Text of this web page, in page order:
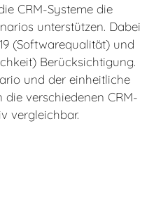
CRM-Systeme die
unterstützen. Dabei
(Softwarequalität) und
Berücksichtigung.
und der einheitliche
verschiedenen CRM-
vergleichbar.